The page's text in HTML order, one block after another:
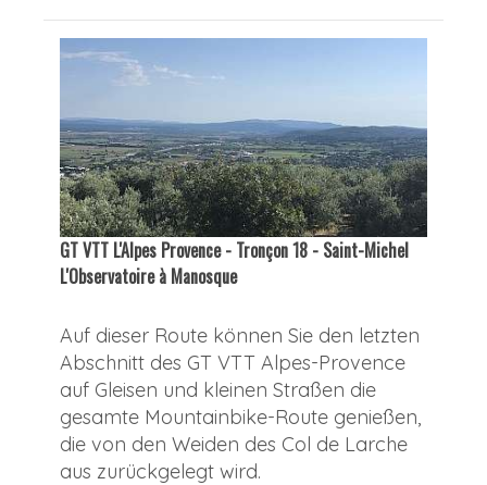
GT VTT L'Alpes Provence - Tronçon 18 - Saint-Michel
L'Observatoire à Manosque
Auf dieser Route können Sie den letzten
Abschnitt des GT VTT Alpes-Provence
auf Gleisen und kleinen Straßen die
gesamte Mountainbike-Route genießen,
die von den Weiden des Col de Larche
aus zurückgelegt wird.